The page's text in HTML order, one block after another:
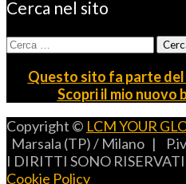
Cerca nel sito
Ricerca
Questo sito fa parte
Scopri il mio nuovo
Copyright © LCM YOUR
Marsala (TP) / Milano |
I DIRITTI SONO
Cookie Policy